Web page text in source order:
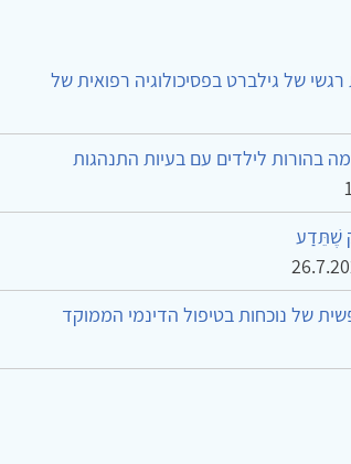
של גילברט בפסיכולוגיה רפואית של
בהורות לילדים עם בעיות התנהגות
שֶׁתֵּדַע
של נוכחות בטיפול הדינמי הממוקד